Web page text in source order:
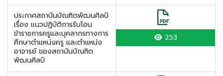
ประกาศสถาบันบัณฑิตพัฒนศิลป์
เรื่อง แนวปฏิบัติการรับโอน
ข้าราชการครูและบุคลากรทางการ
ศึกษาตำแหน่งครู และตำแหน่ง
อาจารย์ ของสถาบันบัณฑิต
พัฒนศิลป์
253